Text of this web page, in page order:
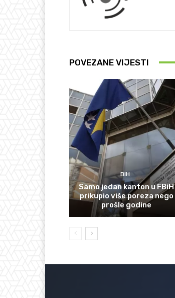
POVEZANE VIJESTI
BIH
Samo jedan kanton u FBiH
prikupio više poreza nego
prošle godine